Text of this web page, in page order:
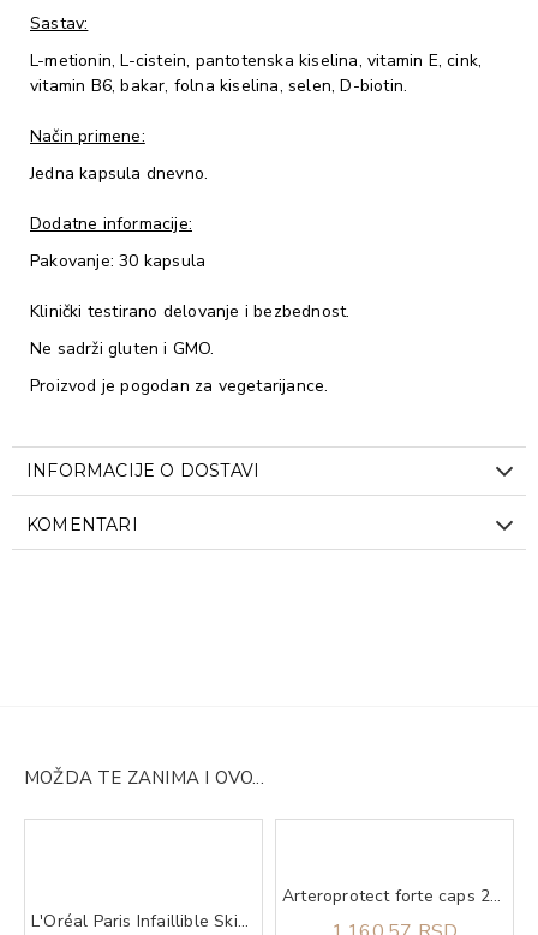
Sastav:
L-metionin, L-cistein, pantotenska kiselina, vitamin E, cink,
vitamin B6, bakar, folna kiselina, selen, D-biotin.
Način primene:
Jedna kapsula dnevno.
Dodatne informacije:
Pakovanje: 30 kapsula
Klinički testirano delovanje i bezbednost.
Ne sadrži gluten i GMO.
Proizvod je pogodan za vegetarijance.
INFORMACIJE O DOSTAVI
KOMENTARI
MOŽDA TE ZANIMA I OVO...
L'Oréal Paris Infaillible Skin Ink tečni puder 20 light neutral
Arteroprotect forte caps 20 ABELAPHARM